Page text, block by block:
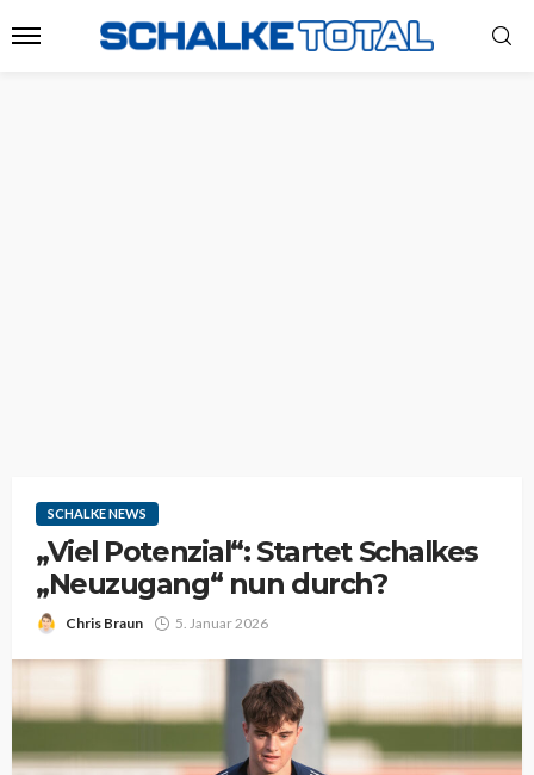
SCHALKE NEWS
„Viel Potenzial“: Startet Schalkes
„Neuzugang“ nun durch?
Chris Braun 5. Januar 2026